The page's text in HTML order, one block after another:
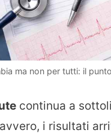
ma non per tutti: il
continua a
i risultati